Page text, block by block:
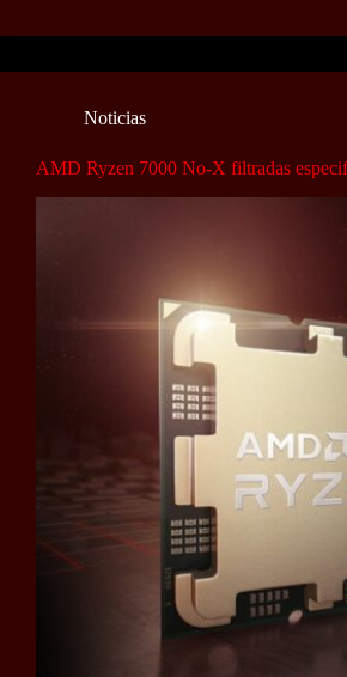
Noticias
AMD Ryzen 7000 No-X filtradas